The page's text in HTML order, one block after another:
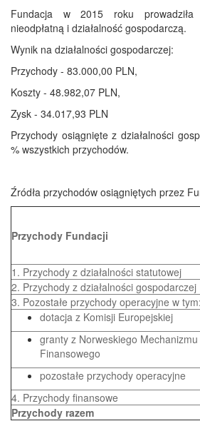
Fundacja w 2015 roku prowadziła
nieodpłatną i działalność gospodarczą.
Wynik na działalności gospodarczej:
Przychody - 83.000,00 PLN,
Koszty - 48.982,07 PLN,
Zysk - 34.017,93 PLN
Przychody osiągnięte z działalności
% wszystkich przychodów.
Źródła przychodów osiągniętych przez
Przychody Fundacji
1. Przychody z działalności statutowej
2. Przychody z działalności gospodarczej
3. Pozostałe przychody operacyjne w tym:
dotacja z Komisji Europejskiej
granty z Norweskiego Mechanizmu
Finansowego
pozostałe przychody operacyjne
4. Przychody finansowe
Przychody razem